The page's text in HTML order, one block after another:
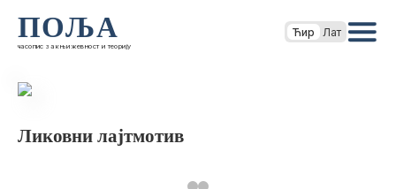
ПОЉА
часопис за књижевност и теорију
Ћир Лат
Ликовни лајтмотив